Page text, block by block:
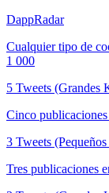
DappRadar
Cualquier tipo de
1 000
5 Tweets (Grandes
Cinco
3 Tweets
Tres publicaciones